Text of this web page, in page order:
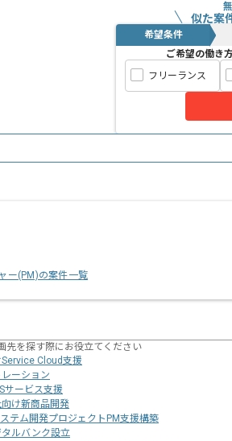
似た案
希望条件
ご希望の働き
フリーランス
ー(PM)の案件一覧
先を探す際にお役立てください
Service Cloud支援
レーション
サービス支援
向け新商品開発
ステム開発プロジェクトPM支援構築
タルバンク設立